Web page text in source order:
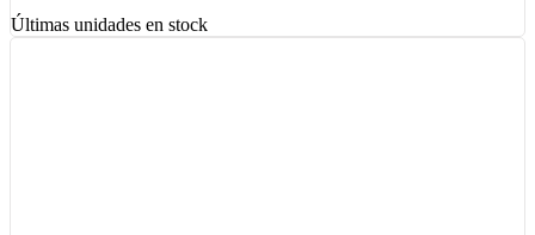
Últimas unidades en stock